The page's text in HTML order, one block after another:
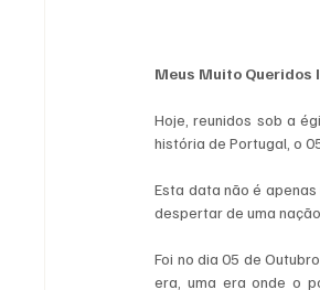
Meus Muito Queridos
Hoje, reunidos sob a
história de Portugal, o
Esta data não é
despertar de uma
Foi no dia 05 de
era, uma era onde o